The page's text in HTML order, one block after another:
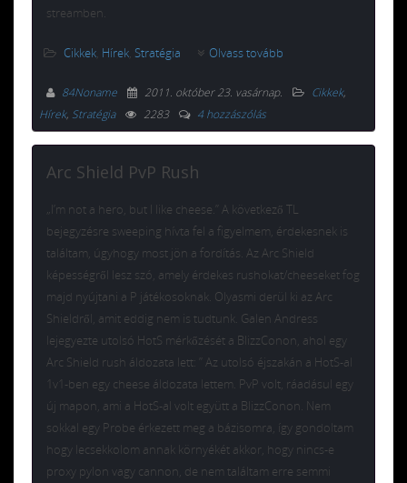
streamben.
Cikkek, Hírek, Stratégia Olvass tovább
84Noname 2011. október 23. vasárnap. Cikkek,
Hírek, Stratégia 2283 4 hozzászólás
Arc Shield PvP Rush
„I’m not a hero, but I like cheese.” A következő TL
bejegyzésre sweeping hívta fel a figyelmem, érdekesnek is
találtam, úgyhogy most jön a fordítás. Az Arc Shield
képességről lesz szó, amely érdekes rushokat/cheeseket fog
majd nyújtani a P játékosoknak. Olyasmi derül ki az Arc
Shieldről, amit eddig nem is tudtunk. Galen Andress
lejegyezte utolsó HotS mérkőzését a BlizzConon, ahol egy
Arc Shield rush áldozata lett: ” Az utolsó éjszakán a HotS-al
1v1-ben egy cheese áldozata lettem. PvP volt, ráadásul egy
új mapon, ami a HotS-al volt együtt a BlizzConon. Nem
sokkal egy Probe érkezett meg a bázisomra, így gondoltam
hogy lecsekkolom annak környékét akkor, hogy nincs-e
proxy pylon vagy cannon, de nem találtam erre semmi